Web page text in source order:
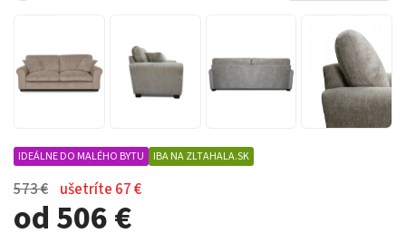
IDEÁLNE DO MALÉHO BYTU IBA NA ZLTAHALA.SK
573 € ušetríte 67 €
od 506 €